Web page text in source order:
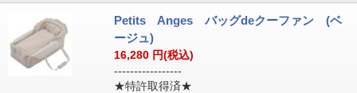
Petits Anges バッグdeクーファン (ベ
ージュ)
16,280 円(税込)
-----------------
★特許取得済★